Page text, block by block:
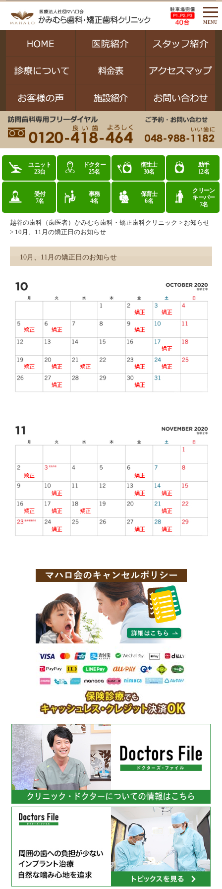
MENU
ユニット
23台
ドクター
25名
衛生士
30名
助手
12名
受付
7名
事務
4名
保育士
6名
クリーン
キーパー
7名
越谷の歯科（歯医者）かみむら歯科・矯正歯科クリニック > お知らせ
> 10月、11月の矯正日のお知らせ
10月、11月の矯正日のお知らせ